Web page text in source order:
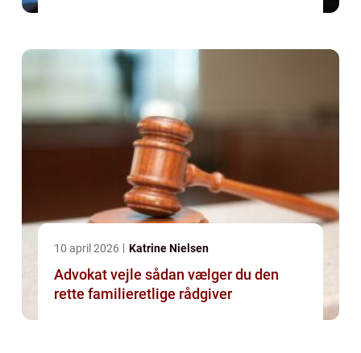
10 april 2026 Katrine Nielsen
Advokat vejle sådan vælger du den
rette familieretlige rådgiver